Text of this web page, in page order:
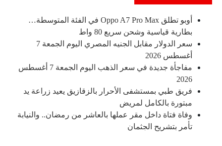
أوبو تطلق Oppo A7 Pro Max في الفئة المتوسطة…
بطارية قياسية وشحن سريع 80 واط
سعر الدولار مقابل الجنيه المصري اليوم الجمعة 7
أغسطس 2026
مفاجأة جديدة في سعر الذهب اليوم الجمعة 7 أغسطس
2026
فريق طبي بمستشفى الأحرار بالزقازيق يعيد زراعة يد
مبتورة بالكامل لمريض
وفاة فتاة داخل مقر عملها بالعاشر من رمضان.. والنيابة
تأمر بتشريح الجثمان